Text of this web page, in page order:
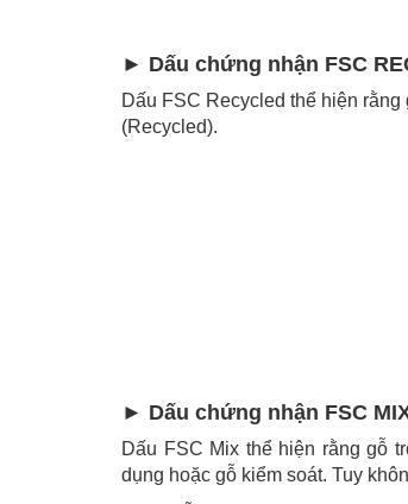
► Dấu chứng nhận FSC
Dấu FSC Recycled thể hiện
(Recycled).
► Dấu chứng nhận FSC
Dấu FSC Mix thể hiện rằng gỗ
dụng hoặc gỗ kiểm soát. Tuy